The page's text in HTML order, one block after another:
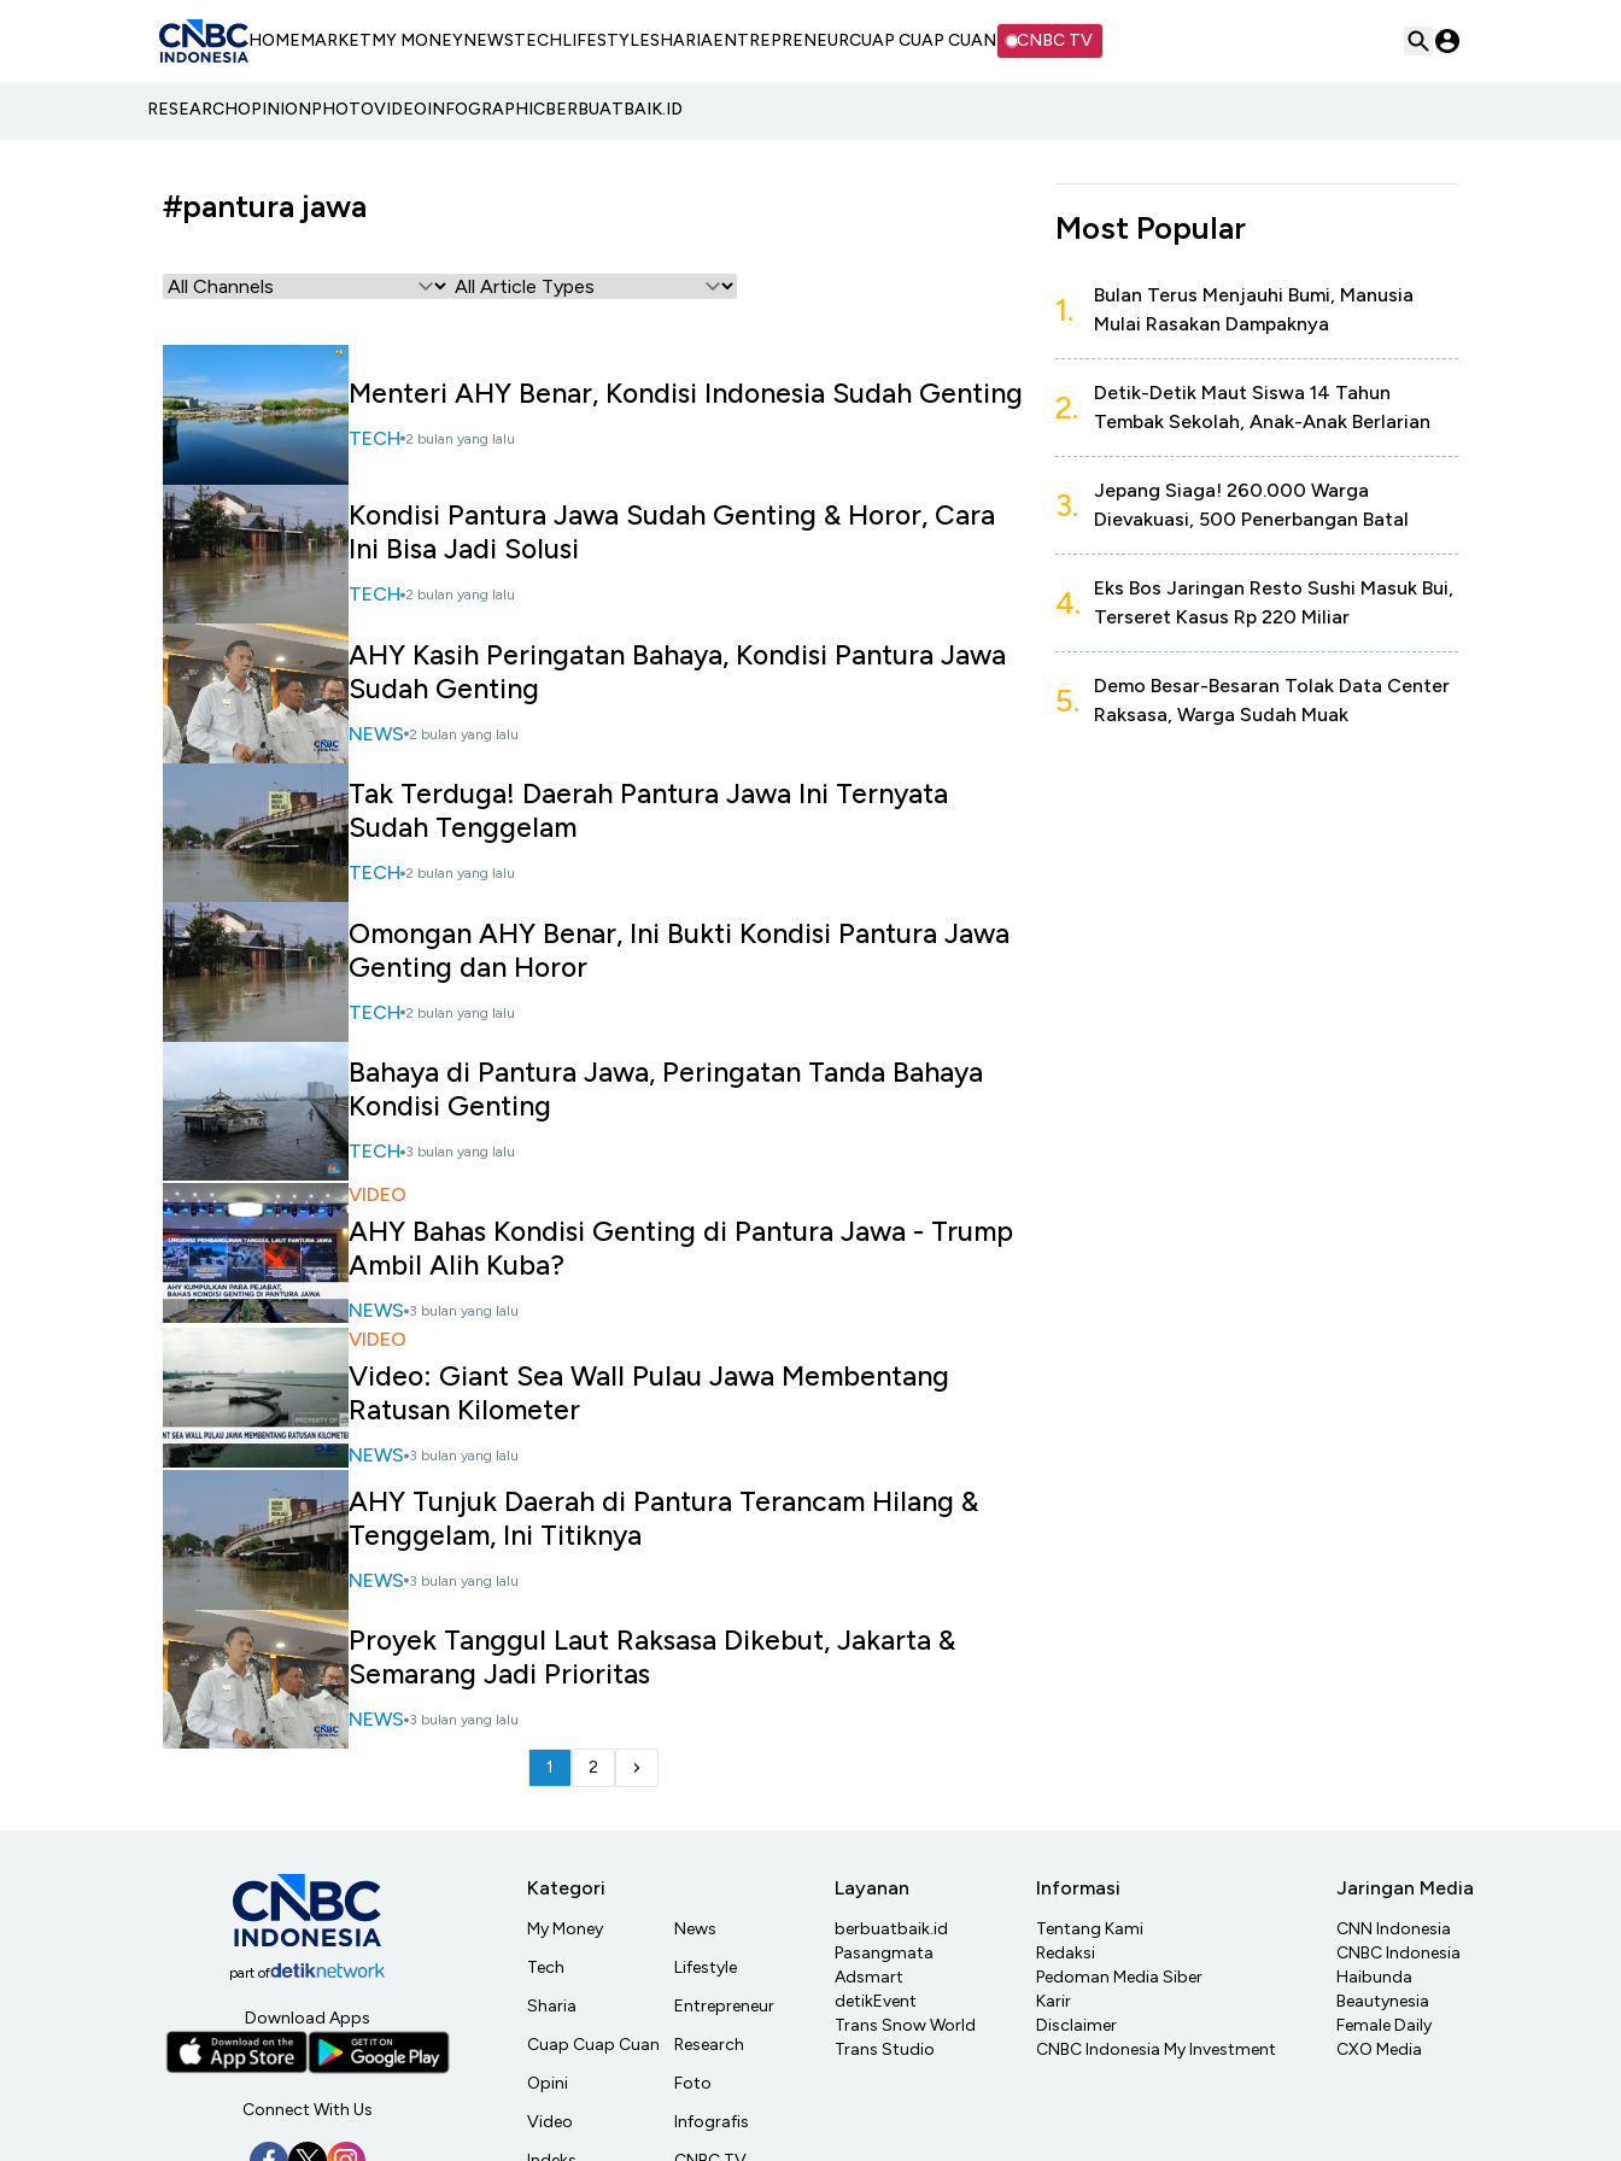
HOMEMARKETMY MONEYNEWSTECHLIFESTYLESHARIAENTREPRENEURCUAP CUAP CUAN CNBC TV
RESEARCHOPINIONPHOTOVIDEOINFOGRAPHICBERBUATBAIK.ID
#pantura jawa
Menteri AHY Benar, Kondisi Indonesia Sudah Genting
TECH 2 bulan yang lalu
Kondisi Pantura Jawa Sudah Genting & Horor, Cara
Ini Bisa Jadi Solusi
TECH 2 bulan yang lalu
AHY Kasih Peringatan Bahaya, Kondisi Pantura Jawa
Sudah Genting
NEWS 2 bulan yang lalu
Tak Terduga! Daerah Pantura Jawa Ini Ternyata
Sudah Tenggelam
TECH 2 bulan yang lalu
Omongan AHY Benar, Ini Bukti Kondisi Pantura Jawa
Genting dan Horor
TECH 2 bulan yang lalu
Bahaya di Pantura Jawa, Peringatan Tanda Bahaya
Kondisi Genting
TECH 3 bulan yang lalu
VIDEO
AHY Bahas Kondisi Genting di Pantura Jawa - Trump
Ambil Alih Kuba?
NEWS 3 bulan yang lalu
VIDEO
Video: Giant Sea Wall Pulau Jawa Membentang
Ratusan Kilometer
NEWS 3 bulan yang lalu
AHY Tunjuk Daerah di Pantura Terancam Hilang &
Tenggelam, Ini Titiknya
NEWS 3 bulan yang lalu
Proyek Tanggul Laut Raksasa Dikebut, Jakarta &
Semarang Jadi Prioritas
NEWS 3 bulan yang lalu
1 2
Most Popular
1.
Bulan Terus Menjauhi Bumi, Manusia
Mulai Rasakan Dampaknya
2.
Detik-Detik Maut Siswa 14 Tahun
Tembak Sekolah, Anak-Anak Berlarian
3.
Jepang Siaga! 260.000 Warga
Dievakuasi, 500 Penerbangan Batal
4.
Eks Bos Jaringan Resto Sushi Masuk Bui,
Terseret Kasus Rp 220 Miliar
5.
Demo Besar-Besaran Tolak Data Center
Raksasa, Warga Sudah Muak
part of
Download Apps
Connect With Us
Kategori
My Money
Tech
Sharia
Cuap Cuap Cuan
Opini
Video
News
Lifestyle
Entrepreneur
Research
Foto
Infografis
Layanan
berbuatbaik.id
Pasangmata
Adsmart
detikEvent
Trans Snow World
Trans Studio
Informasi
Tentang Kami
Redaksi
Pedoman Media Siber
Karir
Disclaimer
CNBC Indonesia My Investment
Jaringan Media
CNN Indonesia
CNBC Indonesia
Haibunda
Beautynesia
Female Daily
CXO Media